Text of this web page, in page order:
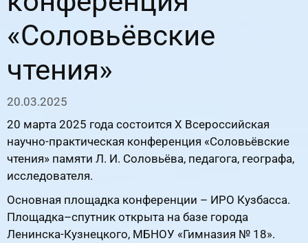
«Соловьёвские
чтения»
20.03.2025
20 марта 2025 года состоится Х Всероссийская
научно-практическая конференция «Соловьёвские
чтения» памяти Л. И. Соловьёва, педагога, географа,
исследователя.
Основная площадка конференции – ИРО Кузбасса.
Площадка–спутник открыта на базе города
Ленинска-Кузнецкого, МБНОУ «Гимназия № 18».